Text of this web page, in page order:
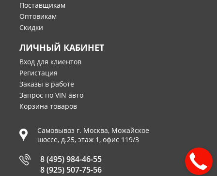
Поставщикам
Оптовикам
Скидки
ЛИЧНЫЙ КАБИНЕТ
Вход для клиентов
Регистация
Заказы в работе
Запрос по VIN авто
Корзина товаров
Самовывоз г. Москва, Можайское
шоссе, д.25, этаж 1, офис 119/3
8 (495) 984-46-55
8 (925) 507-75-56